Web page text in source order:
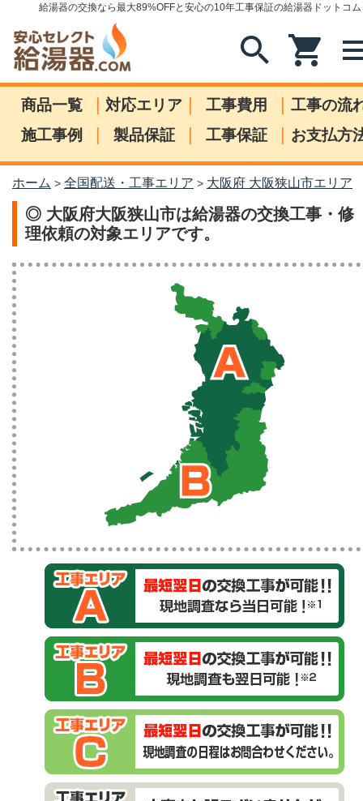
給湯器の交換なら最大89%OFFと安心の10年工事保証の給湯器ドットコム
search shopping_cart
商品一覧 | 対応エリア | 工事費用 | 工事の流
施工事例
| 製品保証 | 工事保証 | お支払方
ホーム > 全国配送・工事エリア > 大阪府 大阪狭山市エリア
◎ 大阪府大阪狭山市は給湯器の交換工事・修
理依頼の対象エリアです。